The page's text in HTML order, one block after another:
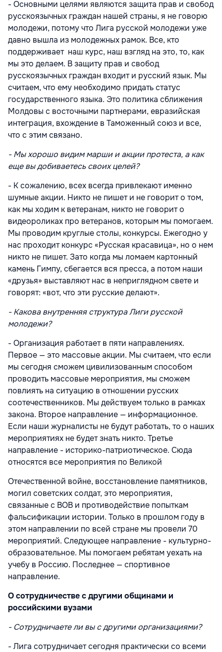
- Основными целями являются защита прав и свобод
русскоязычных граждан нашей страны, я не говорю
молодежи, потому что Лига русской молодежи уже
давно вышла из молодежных рамок. Все, кто
поддерживает наш курс, наш взгляд на это, то, как
мы это делаем. В защиту прав и свобод
русскоязычных граждан входит и русский язык. Мы
считаем, что ему необходимо придать статус
государственного языка. Это политика сближения
Молдовы с восточными партнерами, евразийская
интеграция, вхождение в Таможенный союз и все,
что с этим связано.
- Мы хорошо видим марши и акции протеста, а как
еще вы добиваетесь своих целей?
- К сожалению, всех всегда привлекают именно
шумные акции. Никто не пишет и не говорит о том,
как мы ходим к ветеранам, никто не говорит о
видеороликах про ветеранов, которым мы помогаем.
Мы проводим круглые столы, конкурсы. Ежегодно у
нас проходит конкурс «Русская красавица», но о нем
никто не пишет. Зато когда мы ломаем картонный
камень Гимпу, сбегается вся пресса, а потом наши
«друзья» выставляют нас в неприглядном свете и
говорят: «вот, что эти русские делают».
- Какова внутренняя структура Лиги русской
молодежи?
- Организация работает в пяти направлениях.
Первое — это массовые акции. Мы считаем, что если
мы сегодня сможем цивилизованным способом
проводить массовые мероприятия, мы сможем
повлиять на ситуацию в отношении русских
соотечественников. Мы действуем только в рамках
закона. Второе направление — информационное.
Если наши журналисты не будут работать, то о наших
мероприятиях не будет знать никто. Третье
направление - историко-патриотическое. Сюда
относятся все мероприятия по Великой
Отечественной войне, восстановление памятников,
могил советских солдат, это мероприятия,
связанные с ВОВ и противодействие попыткам
фальсификации истории. Только в прошлом году в
этом направлении по всей стране мы провели 70
мероприятий. Следующее направление - культурно-
образовательное. Мы помогаем ребятам уехать на
учебу в Россию. Последнее — спортивное
направление.
О сотрудничестве с другими общинами и
российскими вузами
- Сотрудничаете ли вы с другими организациями?
- Лига сотрудничает сегодня практически со всеми